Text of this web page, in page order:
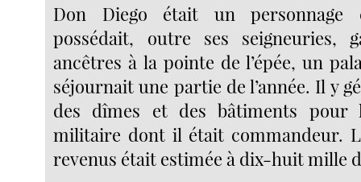
Don Diego était un personnage
possédait, outre ses seigneuries,
ancêtres à la pointe de l’épée, un
séjournait une partie de l’année. Il y
des dîmes et des bâtiments pour
militaire dont il était commandeur.
revenus était estimée à dix-huit mille